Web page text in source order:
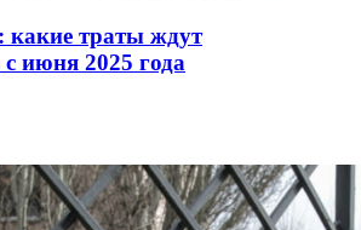
какие траты ждут
июня 2025 года